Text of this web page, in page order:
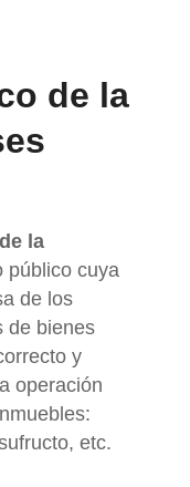
de la
la
público cuya
de los
de bienes
y
operación
etc.